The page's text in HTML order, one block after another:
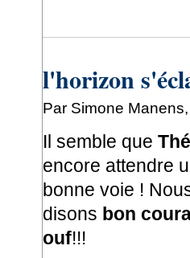
l'horizon
Par Simone
Il semble que
encore attendre
bonne voie !
disons bon
ouf!!!